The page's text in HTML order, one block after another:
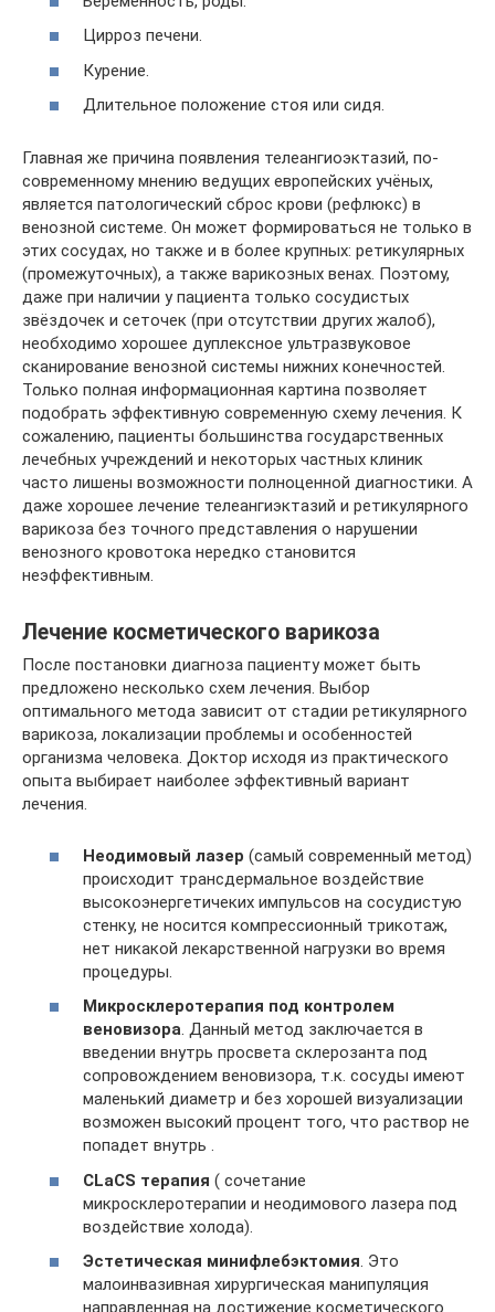
Цирроз печени.
Курение.
Длительное положение стоя или сидя.
Главная же причина появления телеангиоэктазий, по-
современному мнению ведущих европейских учёных,
является патологический сброс крови (рефлюкс) в
венозной системе. Он может формироваться не только в
этих сосудах, но также и в более крупных: ретикулярных
(промежуточных), а также варикозных венах. Поэтому,
даже при наличии у пациента только сосудистых
звёздочек и сеточек (при отсутствии других жалоб),
необходимо хорошее дуплексное ультразвуковое
сканирование венозной системы нижних конечностей.
Только полная информационная картина позволяет
подобрать эффективную современную схему лечения. К
сожалению, пациенты большинства государственных
лечебных учреждений и некоторых частных клиник
часто лишены возможности полноценной диагностики. А
даже хорошее лечение телеангиэктазий и ретикулярного
варикоза без точного представления о нарушении
венозного кровотока нередко становится
неэффективным.
Лечение косметического варикоза
После постановки диагноза пациенту может быть
предложено несколько схем лечения. Выбор
оптимального метода зависит от стадии ретикулярного
варикоза, локализации проблемы и особенностей
организма человека. Доктор исходя из практического
опыта выбирает наиболее эффективный вариант
лечения.
Неодимовый лазер (самый современный метод)
происходит трансдермальное воздействие
высокоэнергетичеких импульсов на сосудистую
стенку, не носится компрессионный трикотаж,
нет никакой лекарственной нагрузки во время
процедуры.
Микросклеротерапия под контролем
веновизора. Данный метод заключается в
введении внутрь просвета склерозанта под
сопровождением веновизора, т.к. сосуды имеют
маленький диаметр и без хорошей визуализации
возможен высокий процент того, что раствор не
попадет внутрь .
CLaCS терапия ( сочетание
микросклеротерапии и неодимового лазера под
воздействие холода).
Эстетическая минифлебэктомия. Это
малоинвазивная хирургическая манипуляция
направленная на достижение косметического